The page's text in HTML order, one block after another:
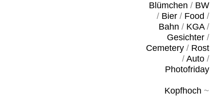
Blümchen / BW
/ Bier/ Food /
Bahn / KGA/
Gesichter/
Cemetery/ Rost
/ Auto/
Photofriday
Kopfhoch ~